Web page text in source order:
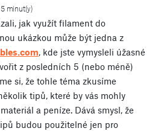
minut(y)
jak využít filament do
ukázkou může být jedna z
, kde jste vymysleli úžasné
z posledních 5 (nebo méně)
si, že tohle téma zkusíme
tipů, které by vás mohly
a peníze. Dává smysl, že
budou použitelné jen pro